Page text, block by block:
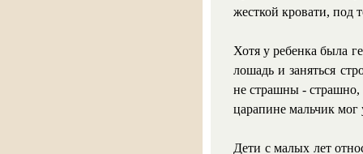
жесткой кровати, под
Хотя у ребенка была
лошадь и заняться
не страшны - страшно,
царапине мальчик мог
Дети с малых лет